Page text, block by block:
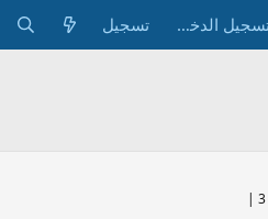
تسجيل الدخول تسجيل